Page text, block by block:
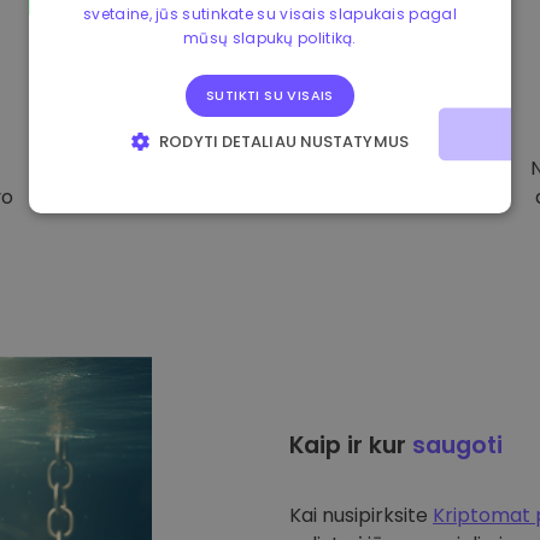
Kaip ir kur saugoti
Kai nusipirksite Kriptomat
svetaine, jūs sutinkate su visais slapukais pagal
mūsų slapukų politiką.
SUTIKTI SU VISAIS
RODYTI DETALIAU NUSTATYMUS